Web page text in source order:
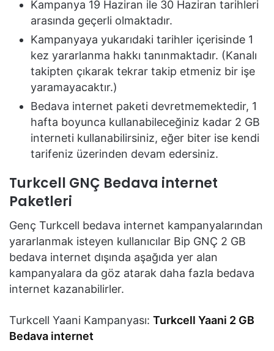
Kampanya 19 Haziran ile 30 Haziran tarihleri
arasında geçerli olmaktadır.
Kampanyaya yukarıdaki tarihler içerisinde 1
kez yararlanma hakkı tanınmaktadır. (Kanalı
takipten çıkarak tekrar takip etmeniz bir işe
yaramayacaktır.)
Bedava internet paketi devretmemektedir, 1
hafta boyunca kullanabileceğiniz kadar 2 GB
interneti kullanabilirsiniz, eğer biter ise kendi
tarifeniz üzerinden devam edersiniz.
Turkcell GNÇ Bedava internet
Paketleri
Genç Turkcell bedava internet kampanyalarından
yararlanmak isteyen kullanıcılar Bip GNÇ 2 GB
bedava internet dışında aşağıda yer alan
kampanyalara da göz atarak daha fazla bedava
internet kazanabilirler.
Turkcell Yaani Kampanyası: Turkcell Yaani 2 GB
Bedava internet